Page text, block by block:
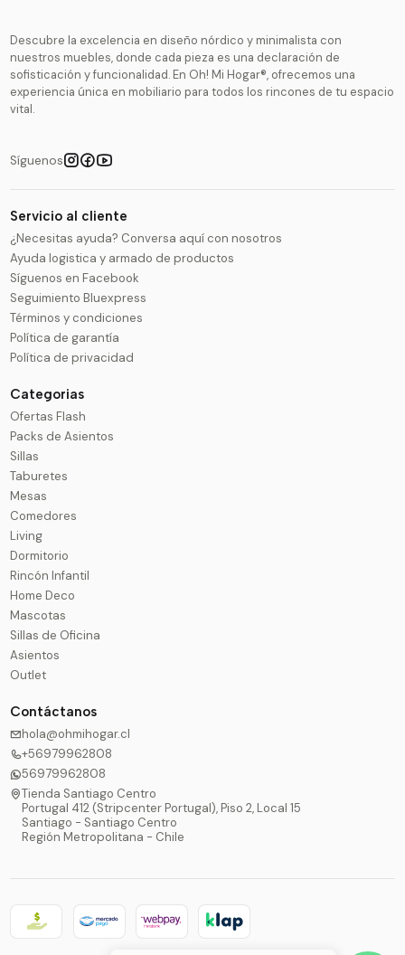
Descubre la excelencia en diseño nórdico y minimalista con
nuestros muebles, donde cada pieza es una declaración de
sofisticación y funcionalidad. En Oh! Mi Hogar®, ofrecemos una
experiencia única en mobiliario para todos los rincones de tu espacio
vital.
Síguenos
Servicio al cliente
¿Necesitas ayuda? Conversa aquí con nosotros
Ayuda logistica y armado de productos
Síguenos en Facebook
Seguimiento Bluexpress
Términos y condiciones
Política de garantía
Política de privacidad
Categorias
Ofertas Flash
Packs de Asientos
Sillas
Taburetes
Mesas
Comedores
Living
Dormitorio
Rincón Infantil
Home Deco
Mascotas
Sillas de Oficina
Asientos
Outlet
Contáctanos
hola@ohmihogar.cl
+56979962808
56979962808
Tienda Santiago Centro
Portugal 412 (Stripcenter Portugal), Piso 2, Local 15
Santiago - Santiago Centro
Región Metropolitana - Chile